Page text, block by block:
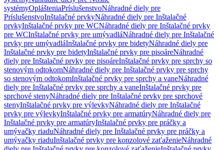
systémyOplášteniaPríslušenstvoNáhradné diely pre
PríslušenstvoInštalačné prvkyNáhradné diely pre Inštalačné
prvkyInštalačné prvky pre WCNáhradné diely pre Inštalačné prvky
pre WCInštalačné prvky pre umývadláNáhradné diely pre Inštalačné
prvky pre umývadláInštalačné prvky pre bidetyNáhradné diely pre
Inštalačné prvky pre bidetyInštalačné prvky pre pisoáreNáhradné
diely pre Inštalačné prvky pre pisoáreInštalačné prvky pre sprchy so
stenovým odtokomNáhradné diely pre Inštalačné prvky pre sprchy
so stenovým odtokomInštalačné prvky pre sprchy a vaneNáhradné
diely pre Inštalačné prvky pre sprchy a vaneInštalačné prvky pre
sprchové stenyNáhradné diely pre Inštalačné prvky pre sprchové
stenyInštalačné prvky pre výlevkyNáhradné diely pre Inštalačné
prvky pre výlevkyInštalačné prvky pre armatúryNáhradné diely pre
Inštalačné prvky pre armatúryInštalačné prvky pre práčky a
umývačky riaduNáhradné diely pre Inštalačné prvky pre práčky a
umývačky riaduInštalačné prvky pre konzolové zaťaženieNáhradné